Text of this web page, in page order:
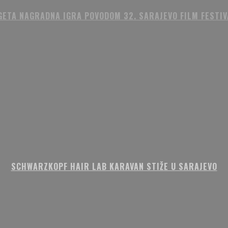
NAGRADNA IGRA POVODOM 32. SARAJEVO FILM
SCHWARZKOPF HAIR LAB KARAVAN STIŽE U SARAJEVO